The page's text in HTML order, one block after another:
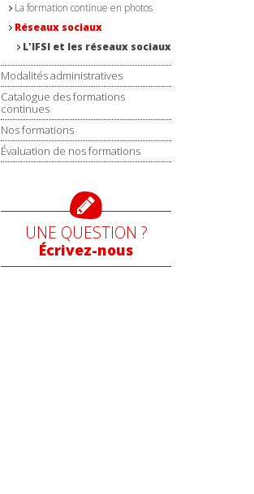
La formation continue en photos
Réseaux sociaux
L'IFSI et les réseaux sociaux
Modalités administratives
Catalogue des formations
continues
Nos formations
Évaluation de nos formations
UNE QUESTION ?
Écrivez-nous